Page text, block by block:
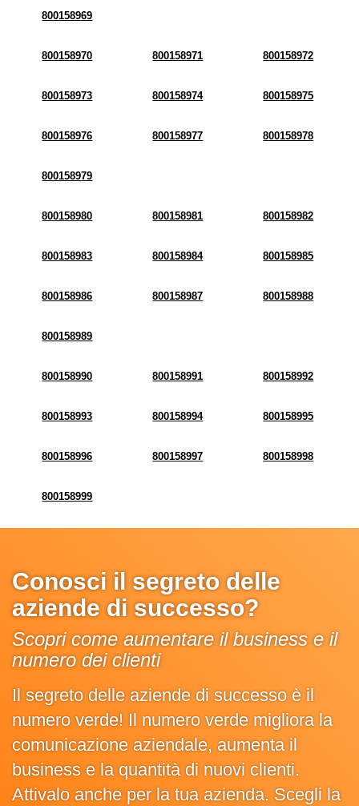
800158969
800158970 800158971 800158972
800158973 800158974 800158975
800158976 800158977 800158978
800158979
800158980 800158981 800158982
800158983 800158984 800158985
800158986 800158987 800158988
800158989
800158990 800158991 800158992
800158993 800158994 800158995
800158996 800158997 800158998
800158999
Conosci il segreto delle
aziende di successo?
Scopri come aumentare il business e il
numero dei clienti
Il segreto delle aziende di successo è il
numero verde! Il numero verde migliora la
comunicazione aziendale, aumenta il
business e la quantità di nuovi clienti.
Attivalo anche per la tua azienda. Scegli la